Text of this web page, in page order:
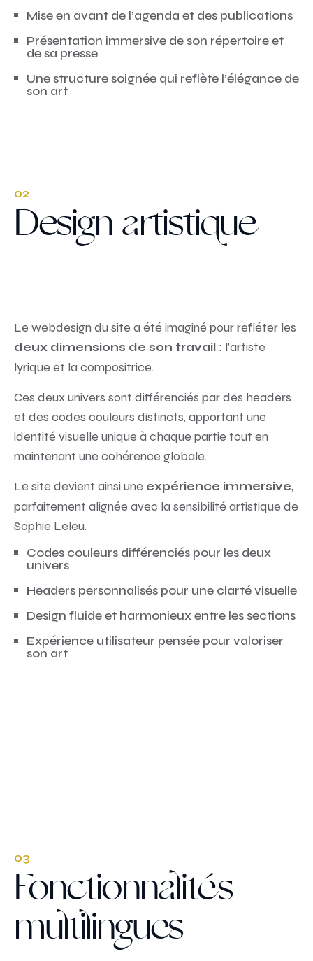
Mise en avant de l’agenda et des publications
Présentation immersive de son répertoire et
de sa presse
Une structure soignée qui reflète l’élégance de
son art
02
Design artistique
Le webdesign du site a été imaginé pour refléter les
deux dimensions de son travail : l’artiste
lyrique et la compositrice.
Ces deux univers sont différenciés par des headers
et des codes couleurs distincts, apportant une
identité visuelle unique à chaque partie tout en
maintenant une cohérence globale.
Le site devient ainsi une expérience immersive,
parfaitement alignée avec la sensibilité artistique de
Sophie Leleu.
Codes couleurs différenciés pour les deux
univers
Headers personnalisés pour une clarté visuelle
Design fluide et harmonieux entre les sections
Expérience utilisateur pensée pour valoriser
son art
03
Fonctionnalités
multilingues